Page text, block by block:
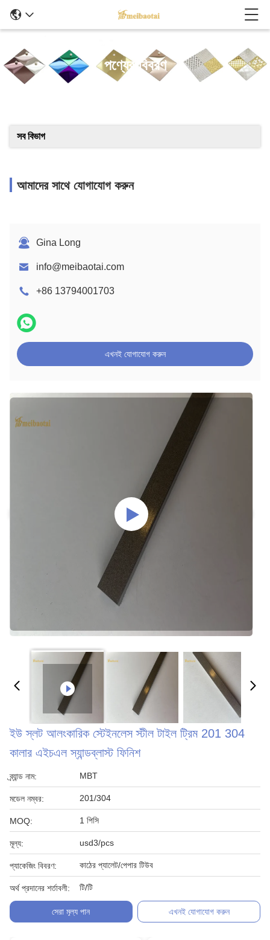
পণ্যের বিবরণ
সব বিভাগ
আমাদের সাথে যোগাযোগ করুন
Gina Long
info@meibaotai.com
+86 13794001703
এখনই যোগাযোগ করুন
ইউ স্লট আলংকারিক স্টেইনলেস স্টীল টাইল ট্রিম 201 304
কালার এইচএল স্যান্ডব্লাস্ট ফিনিশ
ব্র্যান্ড নাম: MBT
মডেল নম্বর: 201/304
MOQ: 1 পিসি
মূল্য: usd3/pcs
প্যাকেজিং বিবরণ: কাঠের প্যালেট/পেপার টিউব
অর্থ প্রদানের শর্তাবলী: টি/টি
সেরা মূল্য পান এখনই যোগাযোগ করুন